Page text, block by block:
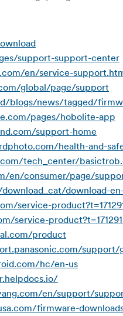
support-support-center
en/service-
global/page/support
blogs/news/tagged/
pages/hobolite-app
support-home
health-and-
tech_center/
en/consumer/page/
download-
service-
service-
product
hc/en-us
en/support/
firmware-